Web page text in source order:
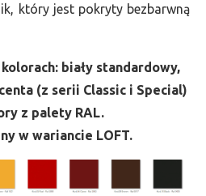
który jest pokryty bezbarwną
biały standardowy,
(z serii Classic i Special)
z palety RAL.
w wariancie LOFT.